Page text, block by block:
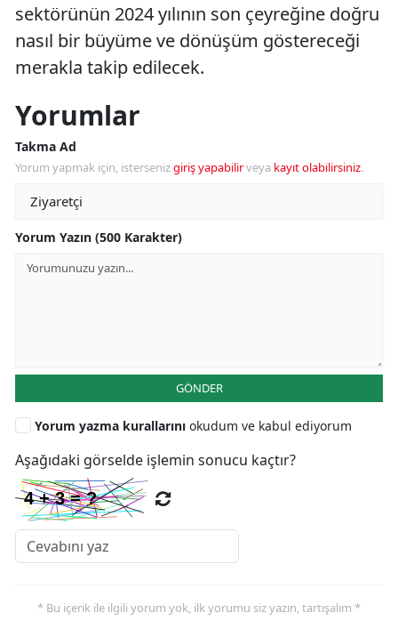
sektörünün 2024 yılının son çeyreğine doğru
nasıl bir büyüme ve dönüşüm göstereceği
merakla takip edilecek.
Yorumlar
Takma Ad
Yorum yapmak için, istersenizgiriş yapabilirveya kayıt olabilirsiniz.
Yorum Yazın (500 Karakter)
GÖNDER
Yorum yazma kurallarını okudum ve kabul ediyorum
Aşağıdaki görselde işlemin sonucu kaçtır?
* Bu içerik ile ilgili yorum yok, ilk yorumu siz yazın, tartışalım *